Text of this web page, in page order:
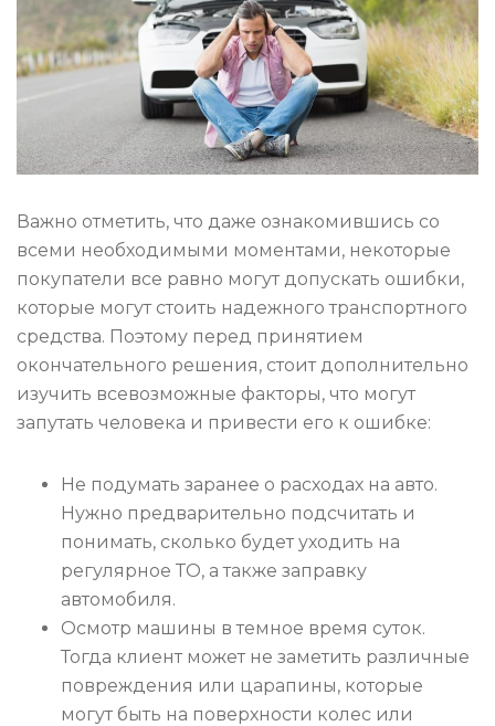
Важно отметить, что даже ознакомившись со
всеми необходимыми моментами, некоторые
покупатели все равно могут допускать ошибки,
которые могут стоить надежного транспортного
средства. Поэтому перед принятием
окончательного решения, стоит дополнительно
изучить всевозможные факторы, что могут
запутать человека и привести его к ошибке:
Не подумать заранее о расходах на авто.
Нужно предварительно подсчитать и
понимать, сколько будет уходить на
регулярное ТО, а также заправку
автомобиля.
Осмотр машины в темное время суток.
Тогда клиент может не заметить различные
повреждения или царапины, которые
могут быть на поверхности колес или